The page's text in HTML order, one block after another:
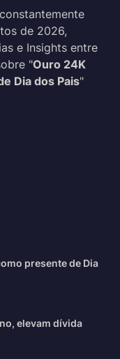
de 2026,
e Insights entre
"Ouro 24K
Dia dos Pais"
presente de Dia
elevam dívida